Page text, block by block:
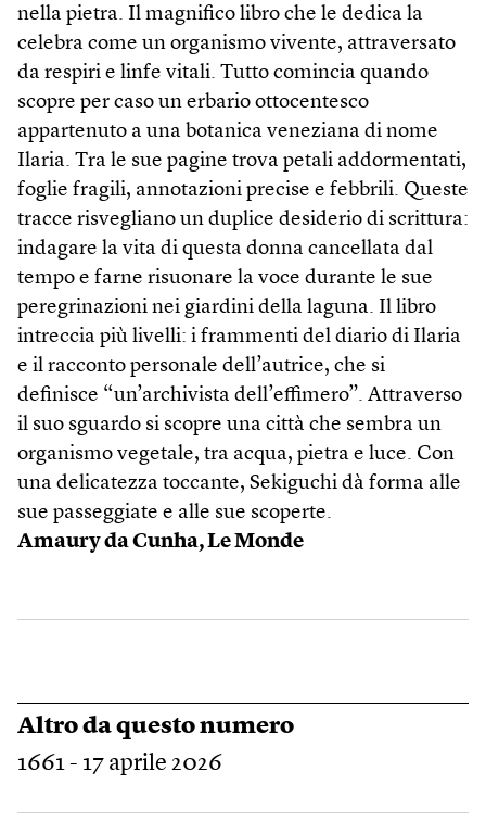
nella pietra. Il magnifico libro che le dedica la
celebra come un organismo vivente, attraversato
da respiri e linfe vitali. Tutto comincia quando
scopre per caso un erbario ottocentesco
appartenuto a una botanica veneziana di nome
Ilaria. Tra le sue pagine trova petali addormentati,
foglie fragili, annotazioni precise e febbrili. Queste
tracce risvegliano un duplice desiderio di scrittura:
indagare la vita di questa donna cancellata dal
tempo e farne risuonare la voce durante le sue
peregrinazioni nei giardini della laguna. Il libro
intreccia più livelli: i frammenti del diario di Ilaria
e il racconto personale dell’autrice, che si
definisce “un’archivista dell’effimero”. Attraverso
il suo sguardo si scopre una città che sembra un
organismo vegetale, tra acqua, pietra e luce. Con
una delicatezza toccante, Sekiguchi dà forma alle
sue passeggiate e alle sue scoperte.
Amaury da Cunha, Le Monde
Altro da questo numero
1661 - 17 aprile 2026